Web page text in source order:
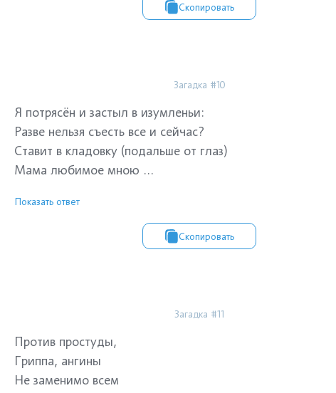
Скопировать
Загадка #10
Я потрясён и застыл в изумленьи:
Разве нельзя съесть все и сейчас?
Ставит в кладовку (подальше от глаз)
Мама любимое мною ...
Показать ответ
Скопировать
Загадка #11
Против простуды,
Гриппа, ангины
Не заменимо всем